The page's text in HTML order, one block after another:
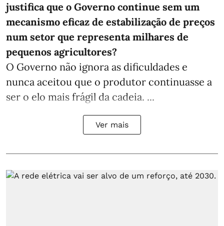
justifica que o Governo continue sem um
mecanismo eficaz de estabilização de preços
num setor que representa milhares de
pequenos agricultores?
O Governo não ignora as dificuldades e
nunca aceitou que o produtor continuasse a
ser o elo mais frágil da cadeia. ...
Ver mais